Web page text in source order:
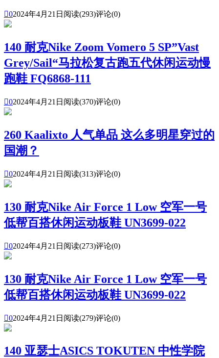
02024年4月21日 阅读(293)评论(0)
140 耐克Nike Zoom Vomero 5 SP”Vast
Grey/Sail“马拉松复古跑五代休闲运动慢
跑鞋 FQ6868-111
02024年4月21日 阅读(370)评论(0)
260 Kaalixto 人气单品 这么多明星穿过的
国潮？
02024年4月21日 阅读(313)评论(0)
130 耐克Nike Air Force 1 Low 空军一号
低帮百搭休闲运动板鞋 UN3699-022
02024年4月21日 阅读(273)评论(0)
130 耐克Nike Air Force 1 Low 空军一号
低帮百搭休闲运动板鞋 UN3699-022
02024年4月21日 阅读(279)评论(0)
140 亚瑟士ASICS TOKUTEN 中性学院